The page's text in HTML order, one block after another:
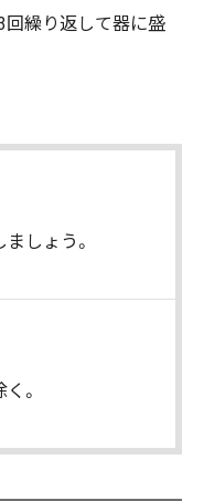
回繰り返して器に盛
しょう。
。